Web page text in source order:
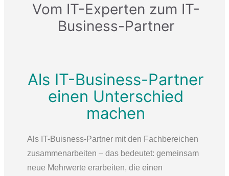
Vom IT-Experten zum IT-
Business-Partner
Als IT-Business-Partner
einen Unterschied
machen
Als IT-Buisness-Partner mit den Fachbereichen
zusammenarbeiten – das bedeutet: gemeinsam
neue Mehrwerte erarbeiten, die einen